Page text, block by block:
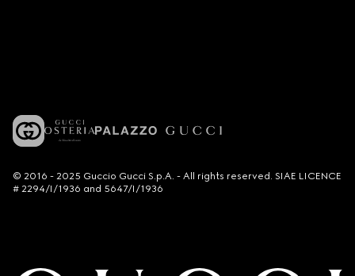
© 2016 - 2025 Guccio Gucci S.p.A. - All rights reserved. SIAE LICENCE
# 2294/I/1936 and 5647/I/1936